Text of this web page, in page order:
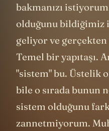
bakmanızı
olduğunu bildiğimiz
geliyor ve gerçekten
Temel bir yapıtaşı.
"sistem" bu. Üstelik
bile o sırada bunun
sistem olduğunu
zannetmiyorum.